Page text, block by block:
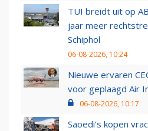
TUI breidt uit op
jaar meer
Schiphol
06-08-2026, 10:24
Nieuwe ervaren
voor geplaagd Air
06-08-2026, 10:17
Saoedi’s kopen